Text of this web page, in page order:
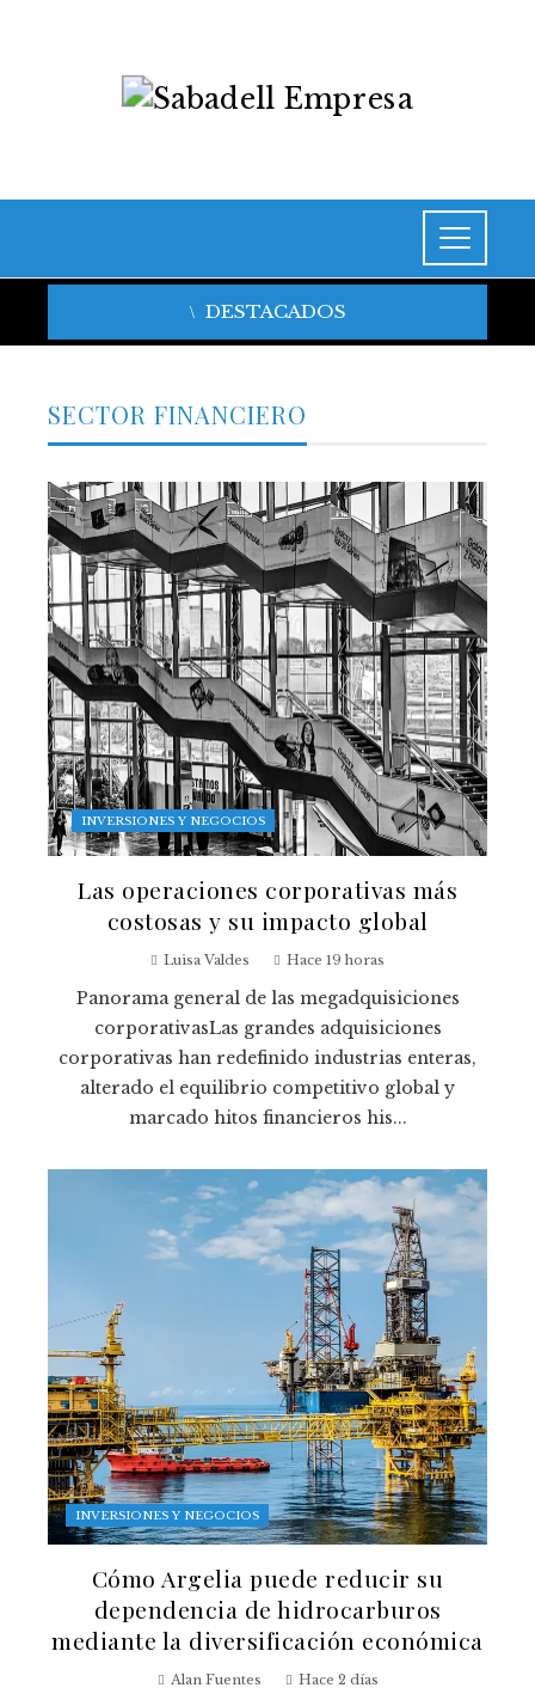
DESTACADOS
SECTOR FINANCIERO
INVERSIONES Y NEGOCIOS
Las operaciones corporativas más
costosas y su impacto global
Luisa Valdes Hace 19 horas
Panorama general de las megadquisiciones
corporativasLas grandes adquisiciones
corporativas han redefinido industrias enteras,
alterado el equilibrio competitivo global y
marcado hitos financieros his...
INVERSIONES Y NEGOCIOS
Cómo Argelia puede reducir su
dependencia de hidrocarburos
mediante la diversificación económica
Alan Fuentes Hace 2 días